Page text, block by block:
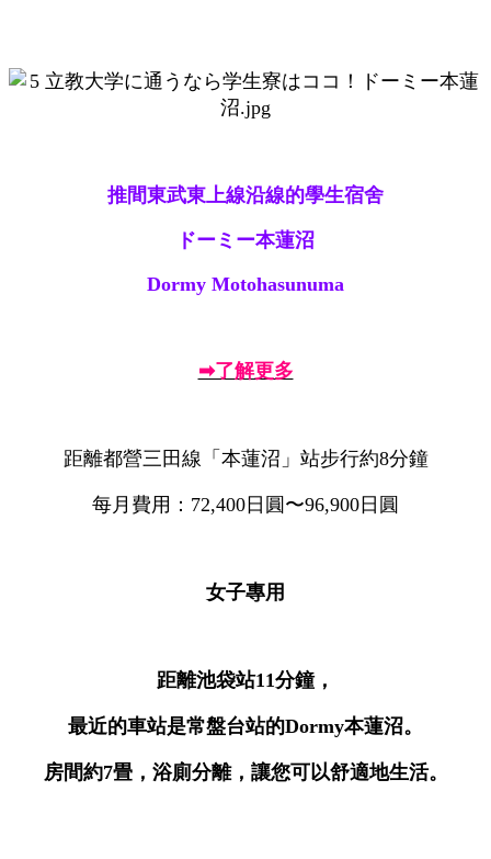
推間東武東上線沿線的學生宿舍
ドーミー本蓮沼
Dormy Motohasunuma
➡了解更多
距離都營三田線「本蓮沼」站步行約8分鐘
每月費用：72,400日圓〜96,900日圓
女子專用
距離池袋站11分鐘，
最近的車站是常盤台站的Dormy本蓮沼。
房間約7畳，浴廁分離，讓您可以舒適地生活。